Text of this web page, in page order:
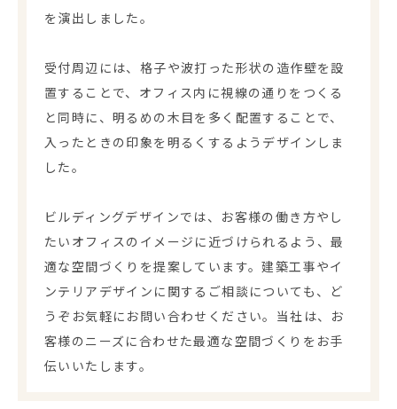
を演出しました。
受付周辺には、格子や波打った形状の造作壁を設
置することで、オフィス内に視線の通りをつくる
と同時に、明るめの木目を多く配置することで、
入ったときの印象を明るくするようデザインしま
した。
ビルディングデザインでは、お客様の働き方やし
たいオフィスのイメージに近づけられるよう、最
適な空間づくりを提案しています。建築工事やイ
ンテリアデザインに関するご相談についても、ど
うぞお気軽にお問い合わせください。当社は、お
客様のニーズに合わせた最適な空間づくりをお手
伝いいたします。